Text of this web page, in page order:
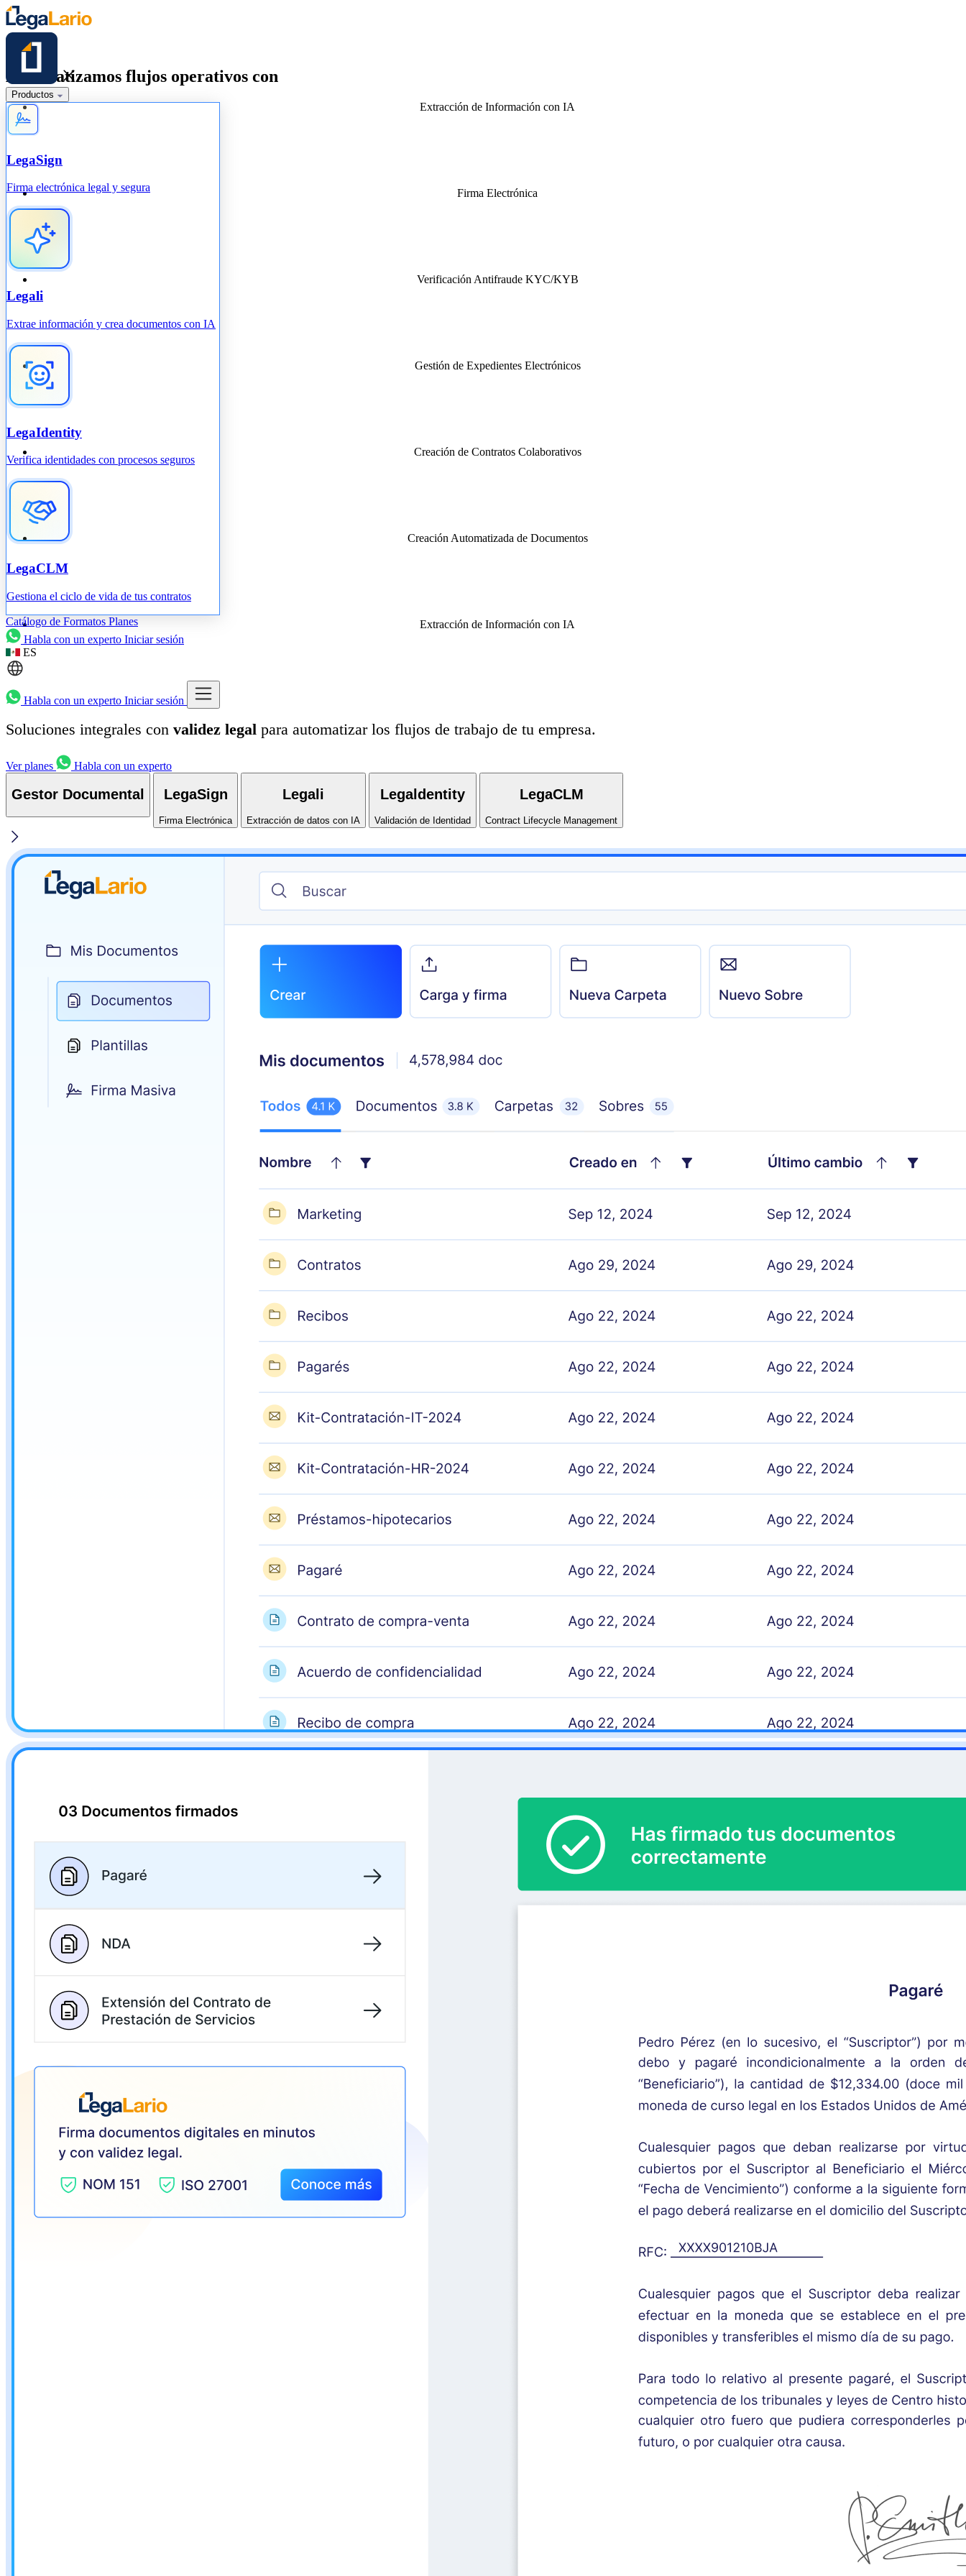
Productos
LegaSign
Firma electrónica legal y segura
Legali
Extrae información y crea documentos con IA
LegaIdentity
Verifica identidades con procesos seguros
LegaCLM
Gestiona el ciclo de vida de tus contratos
Catálogo de Formatos Planes
Habla con un experto Iniciar sesión
ES
Habla con un experto Iniciar sesión
Automatizamos flujos operativos con
Extracción de Información con IA
Firma Electrónica
Verificación Antifraude KYC/KYB
Gestión de Expedientes Electrónicos
Creación de Contratos Colaborativos
Creación Automatizada de Documentos
Extracción de Información con IA
Soluciones integrales con validez legal para automatizar los flujos de trabajo de tu empresa.
Ver planes Habla con un experto
Gestor Documental LegaSign
Firma Electrónica
Legali
Extracción de datos con IA
Legaldentity
Validación de Identidad
LegaCLM
Contract Lifecycle Management